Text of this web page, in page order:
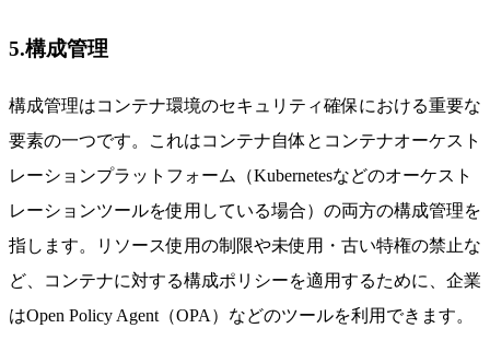
5.構成管理
構成管理はコンテナ環境のセキュリティ確保における重要な
要素の一つです。これはコンテナ自体とコンテナオーケスト
レーションプラットフォーム（Kubernetesなどのオーケスト
レーションツールを使用している場合）の両方の構成管理を
指します。リソース使用の制限や未使用・古い特権の禁止な
ど、コンテナに対する構成ポリシーを適用するために、企業
はOpen Policy Agent（OPA）などのツールを利用できます。